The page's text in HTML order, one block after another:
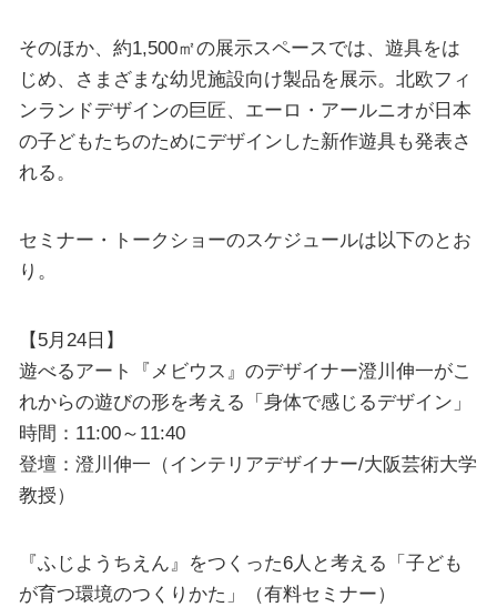
そのほか、約1,500㎡の展示スペースでは、遊具をは
じめ、さまざまな幼児施設向け製品を展示。北欧フィ
ンランドデザインの巨匠、エーロ・アールニオが日本
の子どもたちのためにデザインした新作遊具も発表さ
れる。
セミナー・トークショーのスケジュールは以下のとお
り。
【5月24日】
遊べるアート『メビウス』のデザイナー澄川伸一がこ
れからの遊びの形を考える「身体で感じるデザイン」
時間：11:00～11:40
登壇：澄川伸一（インテリアデザイナー/大阪芸術大学
教授）
『ふじようちえん』をつくった6人と考える「子ども
が育つ環境のつくりかた」（有料セミナー）